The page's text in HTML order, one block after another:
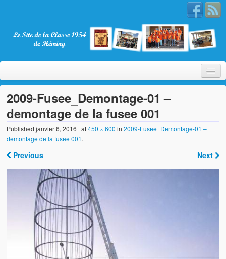
Bienvenue
La Classe 1954
Les membres
Nos partenaires
Brocante
Salon multi-collections
2009-Fusee_Demontage-01 –
demontage de la fusee 001
Publishedjanvier 6, 2016 at450 × 600 in2009-Fusee_Demontage-01 –
demontage de la fusee 001.
Previous Next